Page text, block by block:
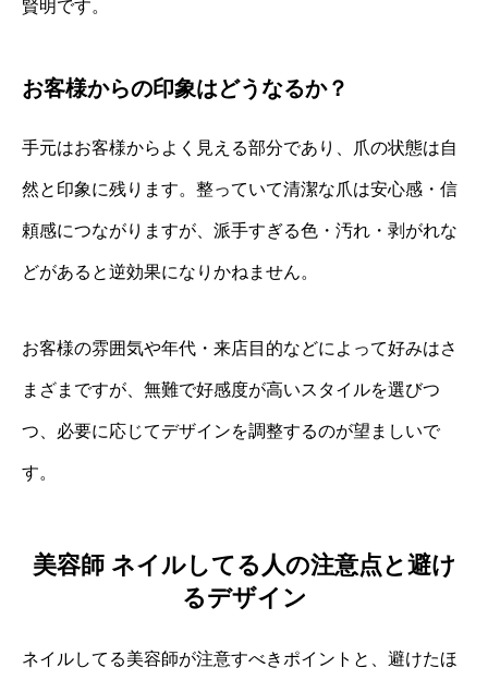
賢明です。
お客様からの印象はどうなるか？
手元はお客様からよく見える部分であり、爪の状態は自
然と印象に残ります。整っていて清潔な爪は安心感・信
頼感につながりますが、派手すぎる色・汚れ・剥がれな
どがあると逆効果になりかねません。
お客様の雰囲気や年代・来店目的などによって好みはさ
まざまですが、無難で好感度が高いスタイルを選びつ
つ、必要に応じてデザインを調整するのが望ましいで
す。
美容師 ネイルしてる人の注意点と避け
るデザイン
ネイルしてる美容師が注意すべきポイントと、避けたほ